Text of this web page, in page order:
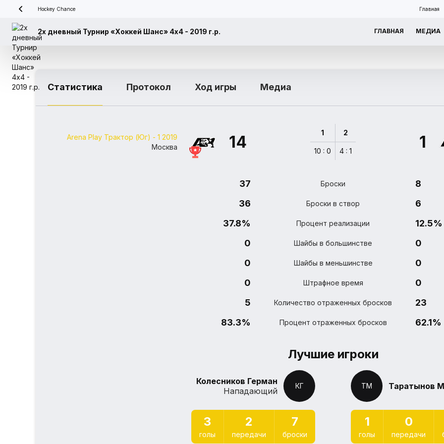
Hockey Chance Главная
2х дневный Турнир «Хоккей Шанс» 4x4 - 2019 г.р. ГЛАВНАЯ МЕДИА
Статистика Протокол Ход игры Медиа
Arena Play Трактор (Юг) - 1 2019
Москва
14 1
10 : 0
2
4 : 1 1
37 Броски
8
36
Броски в створ
6
37.8%
Процент реализации
12.5%
0
Шайбы в большинстве
0
0
Шайбы в меньшинстве
0
0
Штрафное время
0
5
Количество отраженных бросков
23
83.3%
Процент отраженных бросков 62.1%
Лучшие игроки
Колесников Герман
Нападающий
КГ
3
голы
2
передачи
7
броски
Таратынов
ТМ
1
голы
0
передачи